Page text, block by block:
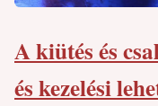
A kiütés és
és kezelési